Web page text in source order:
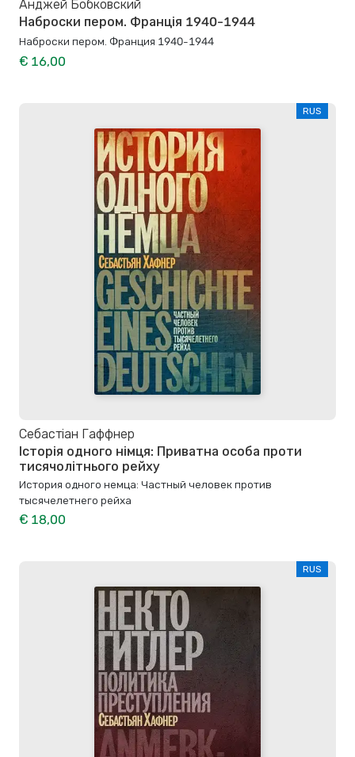
Анджей Бобковский
Наброски пером. Франція 1940-1944
Наброски пером. Франция 1940-1944
€ 16,00
RUS
Себастіан Гаффнер
Історія одного німця: Приватна особа проти
тисячолітнього рейху
История одного немца: Частный человек против
тысячелетнего рейха
€ 18,00
RUS